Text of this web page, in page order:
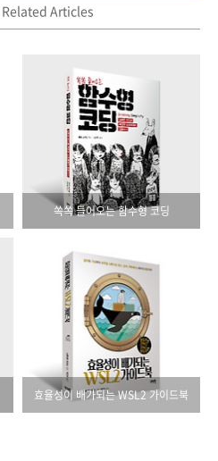
Articles
쏙쏙 들어오는 함수형 코딩
효율성이 배가되는 WSL2 가이드북